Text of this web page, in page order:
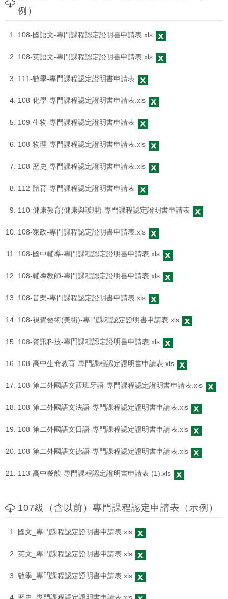
例）
108-國語文-專門課程認定證明書申請表.xls
108-英語文-專門課程認定證明書申請表.xls
111-數學-專門課程認定證明書申請表
108-化學-專門課程認定證明書申請表.xls
109-生物-專門課程認定證明書申請表
108-物理-專門課程認定證明書申請表.xls
108-歷史-專門課程認定證明書申請表.xls
112-體育-專門課程認定證明書申請表
110-健康教育(健康與護理)-專門課程認定證明書申請表
108-家政-專門課程認定證明書申請表.xls
108-國中輔導-專門課程認定證明書申請表.xls
108-輔導教師-專門課程認定證明書申請表.xls
108-音樂-專門課程認定證明書申請表.xls
108-視覺藝術(美術)-專門課程認定證明書申請表.xls
108-資訊科技-專門課程認定證明書申請表.xls
108-高中生命教育-專門課程認定證明書申請表.xls
108-第二外國語文西班牙語-專門課程認定證明書申請表.xls
108-第二外國語文法語-專門課程認定證明書申請表.xls
108-第二外國語文日語-專門課程認定證明書申請表.xls
108-第二外國語文德語-專門課程認定證明書申請表.xls
113-高中餐飲-專門課程認定證明書申請表 (1).xls
107級（含以前）專門課程認定申請表（示例）
國文_專門課程認定證明書申請表.xls
英文_專門課程認定證明書申請表.xls
數學_專門課程認定證明書申請表.xls